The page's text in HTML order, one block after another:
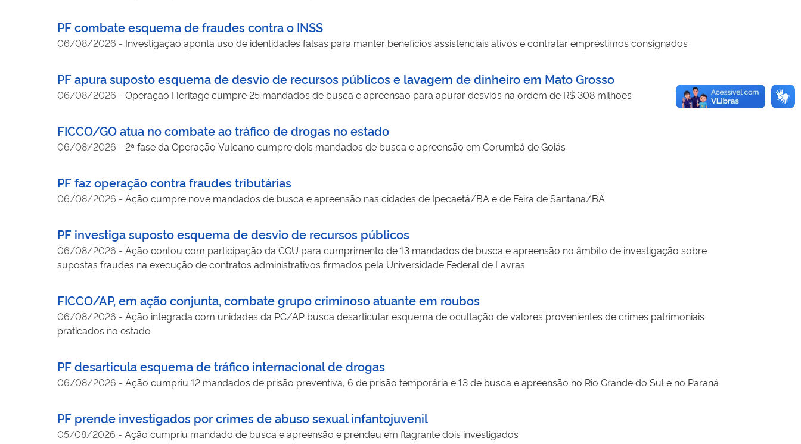
PF combate esquema de fraudes contra o INSS
06/08/2026 - Investigação aponta uso de identidades falsas para manter benefícios assistenciais ativos e contratar empréstimos consignados
PF apura suposto esquema de desvio de recursos públicos e lavagem de dinheiro em Mato Grosso
06/08/2026 - Operação Heritage cumpre 25 mandados de busca e apreensão para apurar desvios na ordem de R$ 308 milhões
FICCO/GO atua no combate ao tráfico de drogas no estado
06/08/2026 - 2ª fase da Operação Vulcano cumpre dois mandados de busca e apreensão em Corumbá de Goiás
PF faz operação contra fraudes tributárias
06/08/2026 - Ação cumpre nove mandados de busca e apreensão nas cidades de Ipecaetá/BA e de Feira de Santana/BA
PF investiga suposto esquema de desvio de recursos públicos
06/08/2026 - Ação contou com participação da CGU para cumprimento de 13 mandados de busca e apreensão no âmbito de investigação sobre
supostas fraudes na execução de contratos administrativos firmados pela Universidade Federal de Lavras
FICCO/AP, em ação conjunta, combate grupo criminoso atuante em roubos
06/08/2026 - Ação integrada com unidades da PC/AP busca desarticular esquema de ocultação de valores provenientes de crimes patrimoniais
praticados no estado
PF desarticula esquema de tráfico internacional de drogas
06/08/2026 - Ação cumpriu 12 mandados de prisão preventiva, 6 de prisão temporária e 13 de busca e apreensão no Rio Grande do Sul e no Paraná
PF prende investigados por crimes de abuso sexual infantojuvenil
05/08/2026 - Ação cumpriu mandado de busca e apreensão e prendeu em flagrante dois investigados